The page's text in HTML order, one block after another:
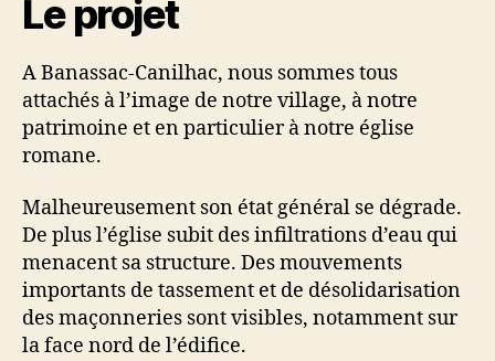
Le projet
A Banassac-Canilhac, nous sommes tous
attachés à l’image de notre village, à notre
patrimoine et en particulier à notre église
romane.
Malheureusement son état général se dégrade.
De plus l’église subit des infiltrations d’eau qui
menacent sa structure. Des mouvements
importants de tassement et de désolidarisation
des maçonneries sont visibles, notamment sur
la face nord de l’édifice.